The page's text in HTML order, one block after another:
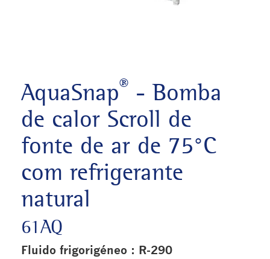
AquaSnap® - Bomba
de calor Scroll de
fonte de ar de 75°C
com refrigerante
natural
61AQ
Fluido frigorigéneo : R-290